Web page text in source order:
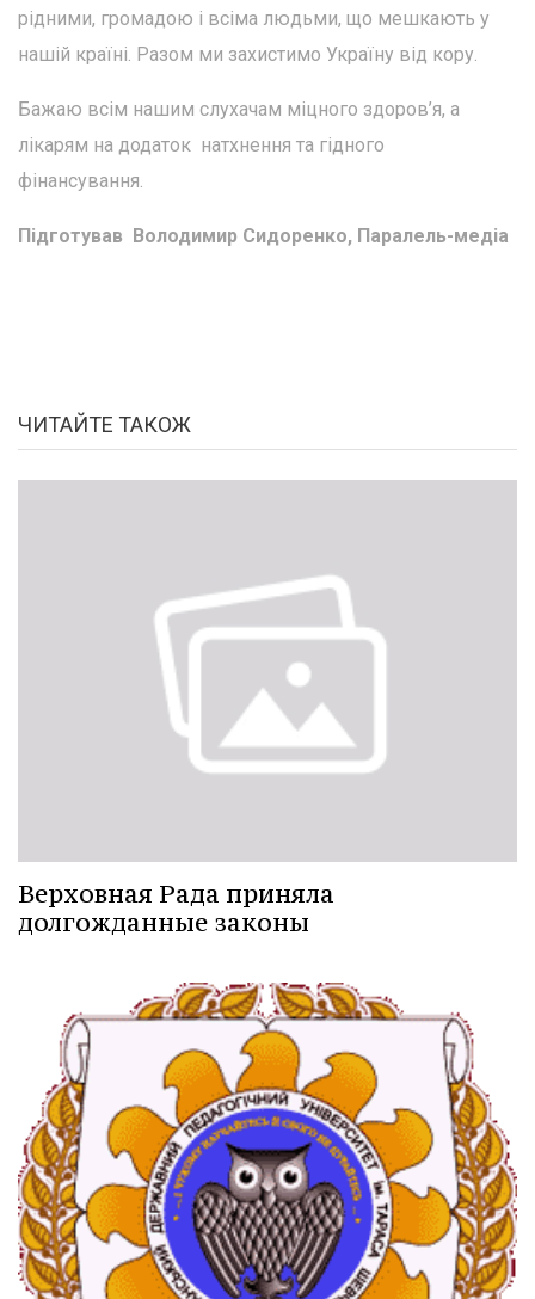
рідними, громадою і всіма людьми, що мешкають у
нашій країні. Разом ми захистимо Україну від кору.
Бажаю всім нашим слухачам міцного здоров’я, а
лікарям на додаток натхнення та гідного
фінансування.
Підготував Володимир Сидоренко, Паралель-медіа
ЧИТАЙТЕ ТАКОЖ
Верховная Рада приняла
долгожданные законы